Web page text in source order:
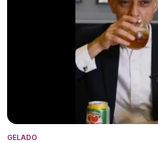
GELADO